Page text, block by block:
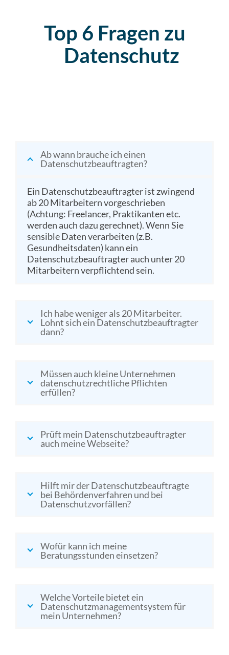
Top 6 Fragen zu
Datenschutz
Ab wann brauche ich einen
Datenschutzbeauftragten?
Ein Datenschutzbeauftragter ist zwingend
ab 20 Mitarbeitern vorgeschrieben
(Achtung: Freelancer, Praktikanten etc.
werden auch dazu gerechnet). Wenn Sie
sensible Daten verarbeiten (z.B.
Gesundheitsdaten) kann ein
Datenschutzbeauftragter auch unter 20
Mitarbeitern verpflichtend sein.
Ich habe weniger als 20 Mitarbeiter.
Lohnt sich ein Datenschutzbeauftragter
dann?
Müssen auch kleine Unternehmen
datenschutzrechtliche Pflichten
erfüllen?
Prüft mein Datenschutzbeauftragter
auch meine Webseite?
Hilft mir der Datenschutzbeauftragte
bei Behördenverfahren und bei
Datenschutzvorfällen?
Wofür kann ich meine
Beratungsstunden einsetzen?
Welche Vorteile bietet ein
Datenschutzmanagementsystem für
mein Unternehmen?